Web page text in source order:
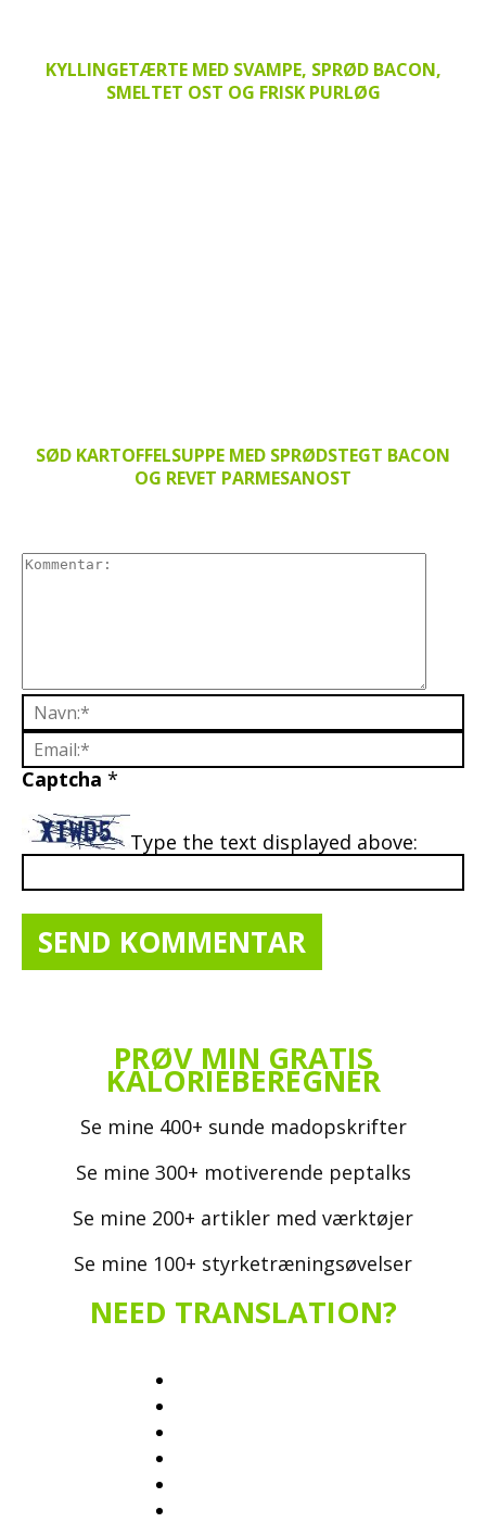
KYLLINGETÆRTE MED SVAMPE, SPRØD BACON,
SMELTET OST OG FRISK PURLØG
SØD KARTOFFELSUPPE MED SPRØDSTEGT BACON
OG REVET PARMESANOST
Captcha *
Type the text displayed above:
PRØV MIN GRATIS
KALORIEBEREGNER
Se mine 400+ sunde madopskrifter
Se mine 300+ motiverende peptalks
Se mine 200+ artikler med værktøjer
Se mine 100+ styrketræningsøvelser
NEED TRANSLATION?